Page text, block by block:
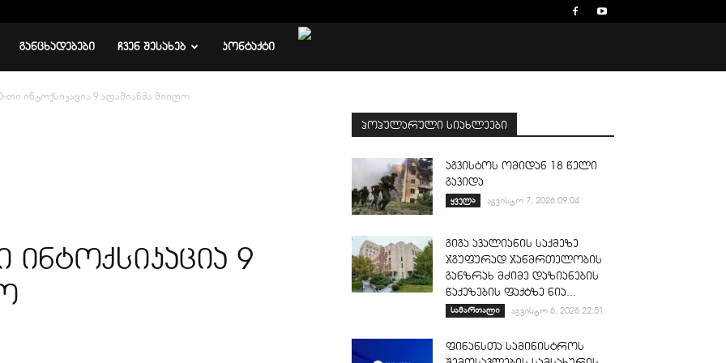
ᲒᲐᲜᲪᲮᲐᲓᲔᲑᲔᲑᲘ ᲩᲕᲔᲜ ᲨᲔᲡᲐᲮᲔᲑ ᲙᲝᲜᲢᲐᲥᲢᲘ
თი ინტოქსიკაცია 9 ადამიანმა მიიღო
9
პოპულარული სიახლეები
აგვისტოს ომიდან 18 წელი
გავიდა
ყველა აგვისტო 7, 2026 09:04
გიგა ავალიანის საქმეზე
ჯგუფურად ჯანმრთელობის
განზრახ მძიმე დაზიანების
წაქეზების ფაქტზე ნია...
სამართალი აგვისტო 6, 2026 22:51
ფინანსთა სამინისტროს